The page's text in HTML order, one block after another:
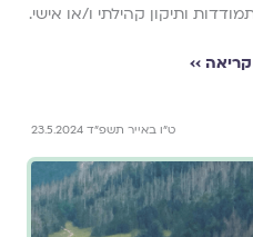
ותיקון קהילתי ו/או אישי.
››
ט״ו באייר תשפ״ד 23.5.2024